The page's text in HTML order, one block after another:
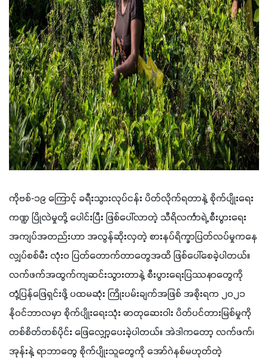
ကိုဗစ်-၁၉ ကြောင့် ခရီးသွားလုပ်ငန်း ပိတ်လိုက်ရတာနဲ့ စိုက်ပျိုးရေး
ကဏ္ဍ ပြိုလဲမှုတို့ ပေါင်းပြီး ဖြစ်ပေါ်လာတဲ့ သီရိလင်္ကာရဲ့ စီးပွားရေး
အကျပ်အတည်းဟာ အလွန်ဆိုးလှတဲ့ စားနပ်ရိက္ခာပြတ်လပ်မှုကနေ
လျှပ်စစ်မီး လုံးဝ ပြတ်တောက်တာတွေအထိ ဖြစ်ပေါ်စေခဲ့ပါတယ်။
လက်ဖက်အထွက်ကျဆင်းသွားတာနဲ့ စီးပွားရေးပြဿနာတွေကို
တုံ့ပြန်ဖြေရှင်းဖို့ ပထမဆုံး ကြိုးပမ်းချက်အဖြစ် အစိုးရက ၂၀၂၁
နိုဝင်ဘာလမှာ စိုက်ပျိုးရေးသုံး ဓာတုဆေးဝါး ပိတ်ပင်တားမြစ်မှုကို
တစ်စိတ်တစ်ပိုင်း ဖြေလျှော့ပေးခဲ့ပါတယ်။ အဲဒါကတော့ လက်ဖက်၊
အုန်းနဲ့ ရာဘာတွေ စိုက်ပျိုးသူတွေကို အော်ဂဲနစ်မဟုတ်တဲ့